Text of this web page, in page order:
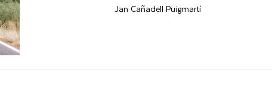
Jan Cañadell Puigmartí